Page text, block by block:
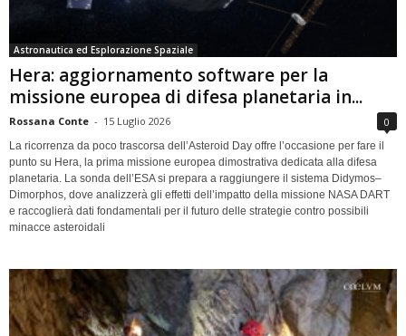
Astronautica ed Esplorazione Spaziale
Hera: aggiornamento software per la
missione europea di difesa planetaria in...
Rossana Conte - 15 Luglio 2026 0
La ricorrenza da poco trascorsa dell’Asteroid Day offre l’occasione per fare il
punto su Hera, la prima missione europea dimostrativa dedicata alla difesa
planetaria. La sonda dell’ESA si prepara a raggiungere il sistema Didymos–
Dimorphos, dove analizzerà gli effetti dell’impatto della missione NASA DART
e raccoglierà dati fondamentali per il futuro delle strategie contro possibili
minacce asteroidali